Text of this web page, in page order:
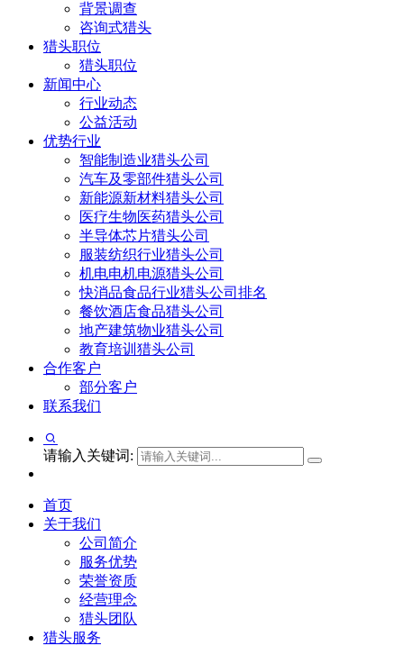
背景调查
咨询式猎头
猎头职位
猎头职位
新闻中心
行业动态
公益活动
优势行业
智能制造业猎头公司
汽车及零部件猎头公司
新能源新材料猎头公司
医疗生物医药猎头公司
半导体芯片猎头公司
服装纺织行业猎头公司
机电电机电源猎头公司
快消品食品行业猎头公司排名
餐饮酒店食品猎头公司
地产建筑物业猎头公司
教育培训猎头公司
合作客户
部分客户
联系我们
请输入关键词:
首页
关于我们
公司简介
服务优势
荣誉资质
经营理念
猎头团队
猎头服务